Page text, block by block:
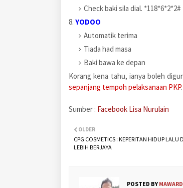
Check baki sila dial. *118*6*2*2#
8. YODOO
Automatik terima
Tiada had masa
Baki bawa ke depan
Korang kena tahu, ianya boleh
sepanjang tempoh pelaksanaan PKP.
Sumber : Facebook Lisa Nurulain
OLDER
CPG COSMETICS : KEPERITAN HIDUP LALU
LEBIH BERJAYA
POSTED BY